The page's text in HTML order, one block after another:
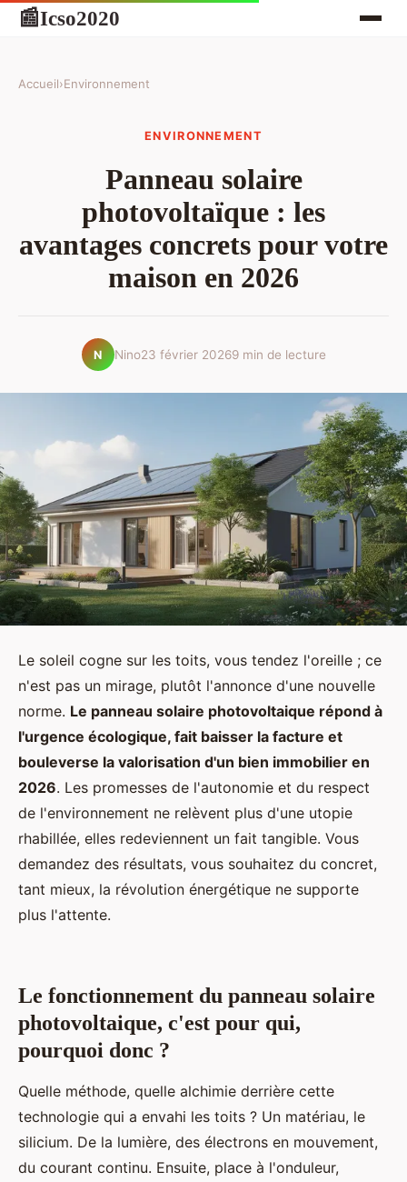
📰Icso2020
Accueil›Environnement
ENVIRONNEMENT
Panneau solaire
photovoltaïque : les
avantages concrets pour votre
maison en 2026
N Nino23 février 20269 min de lecture
Le soleil cogne sur les toits, vous tendez l'oreille ; ce
n'est pas un mirage, plutôt l'annonce d'une nouvelle
norme. Le panneau solaire photovoltaique répond à
l'urgence écologique, fait baisser la facture et
bouleverse la valorisation d'un bien immobilier en
2026. Les promesses de l'autonomie et du respect
de l'environnement ne relèvent plus d'une utopie
rhabillée, elles redeviennent un fait tangible. Vous
demandez des résultats, vous souhaitez du concret,
tant mieux, la révolution énergétique ne supporte
plus l'attente.
Le fonctionnement du panneau solaire
photovoltaique, c'est pour qui,
pourquoi donc ?
Quelle méthode, quelle alchimie derrière cette
technologie qui a envahi les toits ? Un matériau, le
silicium. De la lumière, des électrons en mouvement,
du courant continu. Ensuite, place à l'onduleur,